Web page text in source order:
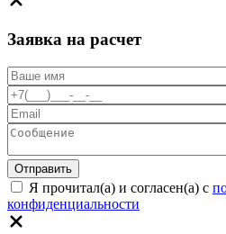
Заявка на расчет
Я прочитал(а) и согласен(а) с
конфиденциальности